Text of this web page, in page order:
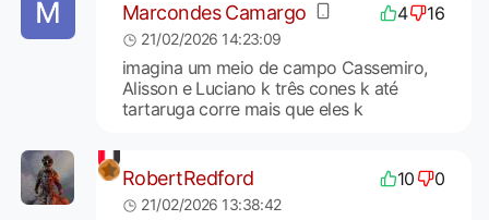
Marcondes Camargo 4 16
21/02/2026 14:23:09
imagina um meio de campo Cassemiro,
Alisson e Luciano k três cones k até
tartaruga corre mais que eles k
RobertRedford 10 0
21/02/2026 13:38:42